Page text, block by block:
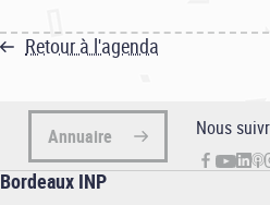
Retour à l'agenda
Annuaire Nous
Bordeaux INP